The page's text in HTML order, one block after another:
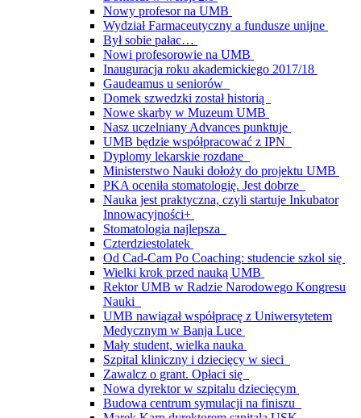
Nowy profesor na UMB
Wydział Farmaceutyczny a fundusze unijne
Był sobie pałac…
Nowi profesorowie na UMB
Inauguracja roku akademickiego 2017/18
Gaudeamus u seniorów
Domek szwedzki został historią
Nowe skarby w Muzeum UMB
Nasz uczelniany Advances punktuje
UMB będzie współpracować z IPN
Dyplomy lekarskie rozdane
Ministerstwo Nauki dołoży do projektu UMB
PKA oceniła stomatologię. Jest dobrze
Nauka jest praktyczna, czyli startuje Inkubator
Innowacyjności+
Stomatologia najlepsza
Czterdziestolatek
Od Cad-Cam Po Coaching: studencie szkol się
Wielki krok przed nauką UMB
Rektor UMB w Radzie Narodowego Kongresu
Nauki
UMB nawiązał współpracę z Uniwersytetem
Medycznym w Banja Luce
Mały student, wielka nauka
Szpital kliniczny i dziecięcy w sieci
Zawalcz o grant. Opłaci się
Nowa dyrektor w szpitalu dziecięcym
Budowa centrum symulacji na finiszu